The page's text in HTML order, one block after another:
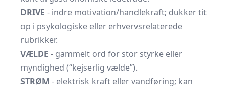
DRIVE - indre motivation/handlekraft; dukker tit
op i psykologiske eller erhvervsrelaterede
rubrikker.
VÆLDE - gammelt ord for stor styrke eller
myndighed (“kejserlig vælde”).
STRØM - elektrisk kraft eller vandføring; kan